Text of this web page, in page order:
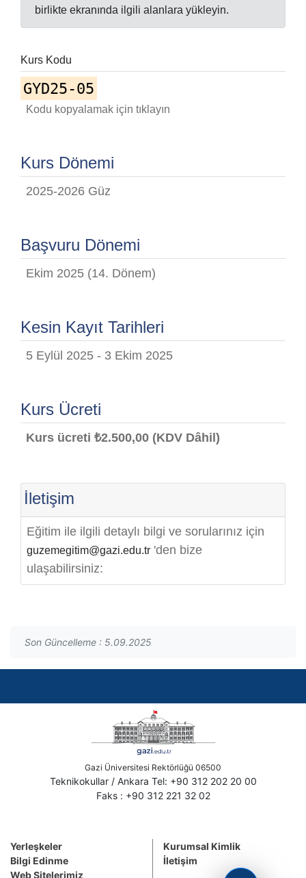
birlikte ekranında ilgili alanlara yükleyin.
Kurs Kodu
GYD25-05
Kodu kopyalamak için tıklayın
Kurs Dönemi
2025-2026 Güz
Başvuru Dönemi
Ekim 2025 (14. Dönem)
Kesin Kayıt Tarihleri
5 Eylül 2025 - 3 Ekim 2025
Kurs Ücreti
Kurs ücreti ₺2.500,00 (KDV Dâhil)
İletişim
Eğitim ile ilgili detaylı bilgi ve sorularınız için
guzemegitim@gazi.edu.tr 'den bize
ulaşabilirsiniz:
Son Güncelleme : 5.09.2025
Gazi Üniversitesi Rektörlüğü 06500
Teknikokullar / Ankara Tel: +90 312 202 20 00
Faks : +90 312 221 32 02
Yerleşkeler
Bilgi Edinme
Web Sitelerimiz
Kurumsal Kimlik
İletişim